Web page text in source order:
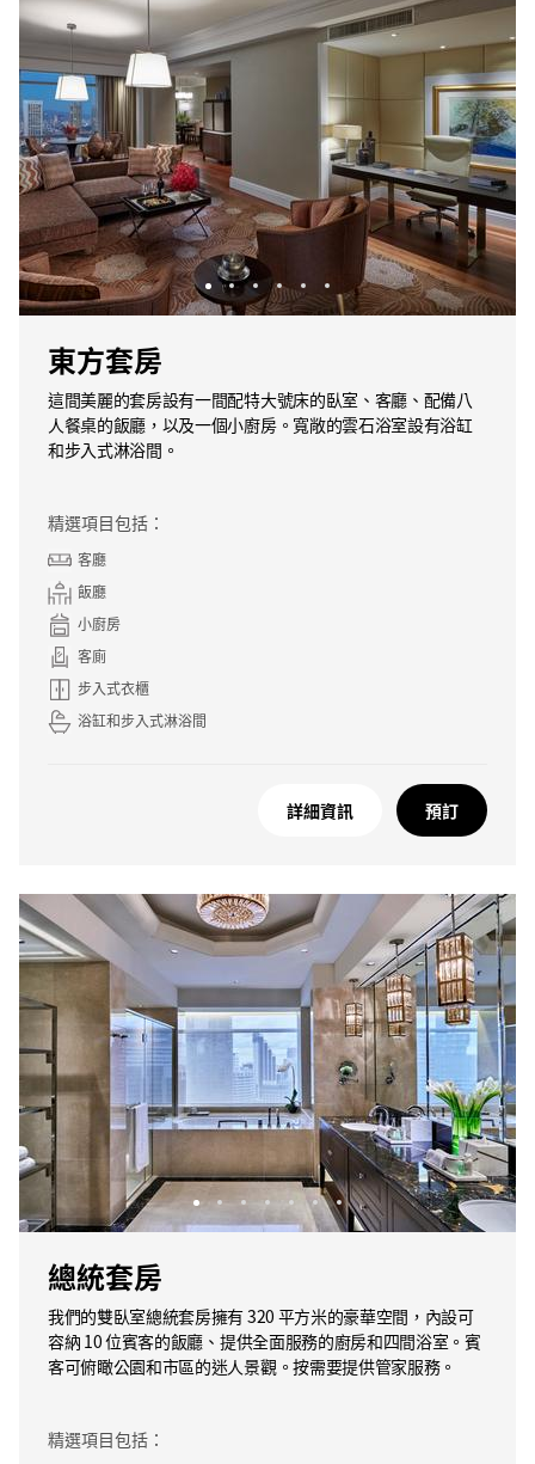
東方套房
這間美麗的套房設有一間配特大號床的臥室、客廳、配備八
人餐桌的飯廳，以及一個小廚房。寬敞的雲石浴室設有浴缸
和步入式淋浴間。
精選項目包括：
客廳
飯廳
小廚房
客廁
步入式衣櫃
浴缸和步入式淋浴間
詳細資訊 預訂
總統套房
我們的雙臥室總統套房擁有 320 平方米的豪華空間，內設可
容納 10 位賓客的飯廳、提供全面服務的廚房和四間浴室。賓
客可俯瞰公園和市區的迷人景觀。按需要提供管家服務。
精選項目包括：